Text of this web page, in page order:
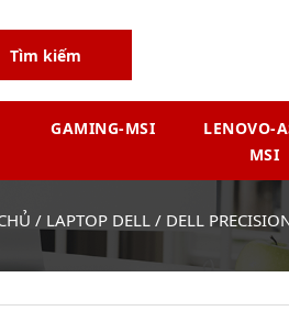
Tìm kiếm
GAMING-MSI
LENOVO-
MSI
/ LAPTOP DELL / DELL